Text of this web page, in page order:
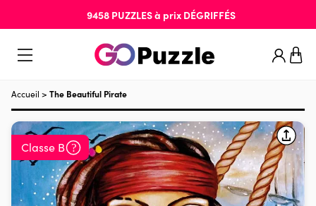
9458 PUZZLESà prix DÉGRIFFÉS
Accueil > The Beautiful Pirate
Classe B